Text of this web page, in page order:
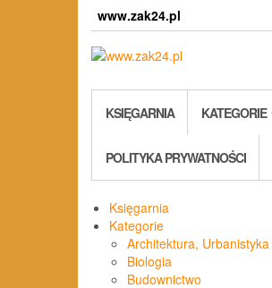
www.zak24.pl
KSIĘGARNIA KATEGORIE
POLITYKA PRYWATNOŚCI
Księgarnia
Kategorie
Architektura, Urbanistyka
Biologia
Budownictwo